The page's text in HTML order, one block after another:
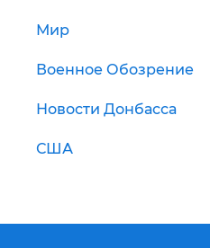
Мир
Военное Обозрение
Новости Донбасса
США